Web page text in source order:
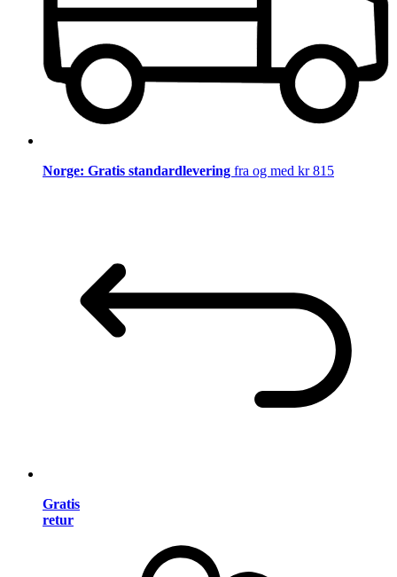
Norge: Gratis standardlevering fra og med kr 815
Gratis
retur